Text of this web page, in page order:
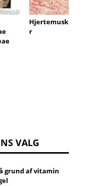
Hjertemuskle
r
VALG
grund af vitamin